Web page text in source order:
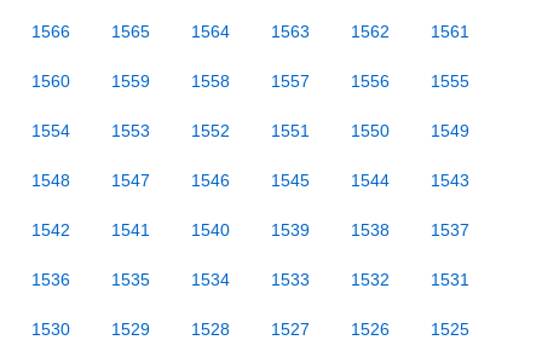
1566 1565 1564 1563 1562 1561
1560 1559 1558 1557 1556 1555
1554 1553 1552 1551 1550 1549
1548 1547 1546 1545 1544 1543
1542 1541 1540 1539 1538 1537
1536 1535 1534 1533 1532 1531
1530 1529 1528 1527 1526 1525